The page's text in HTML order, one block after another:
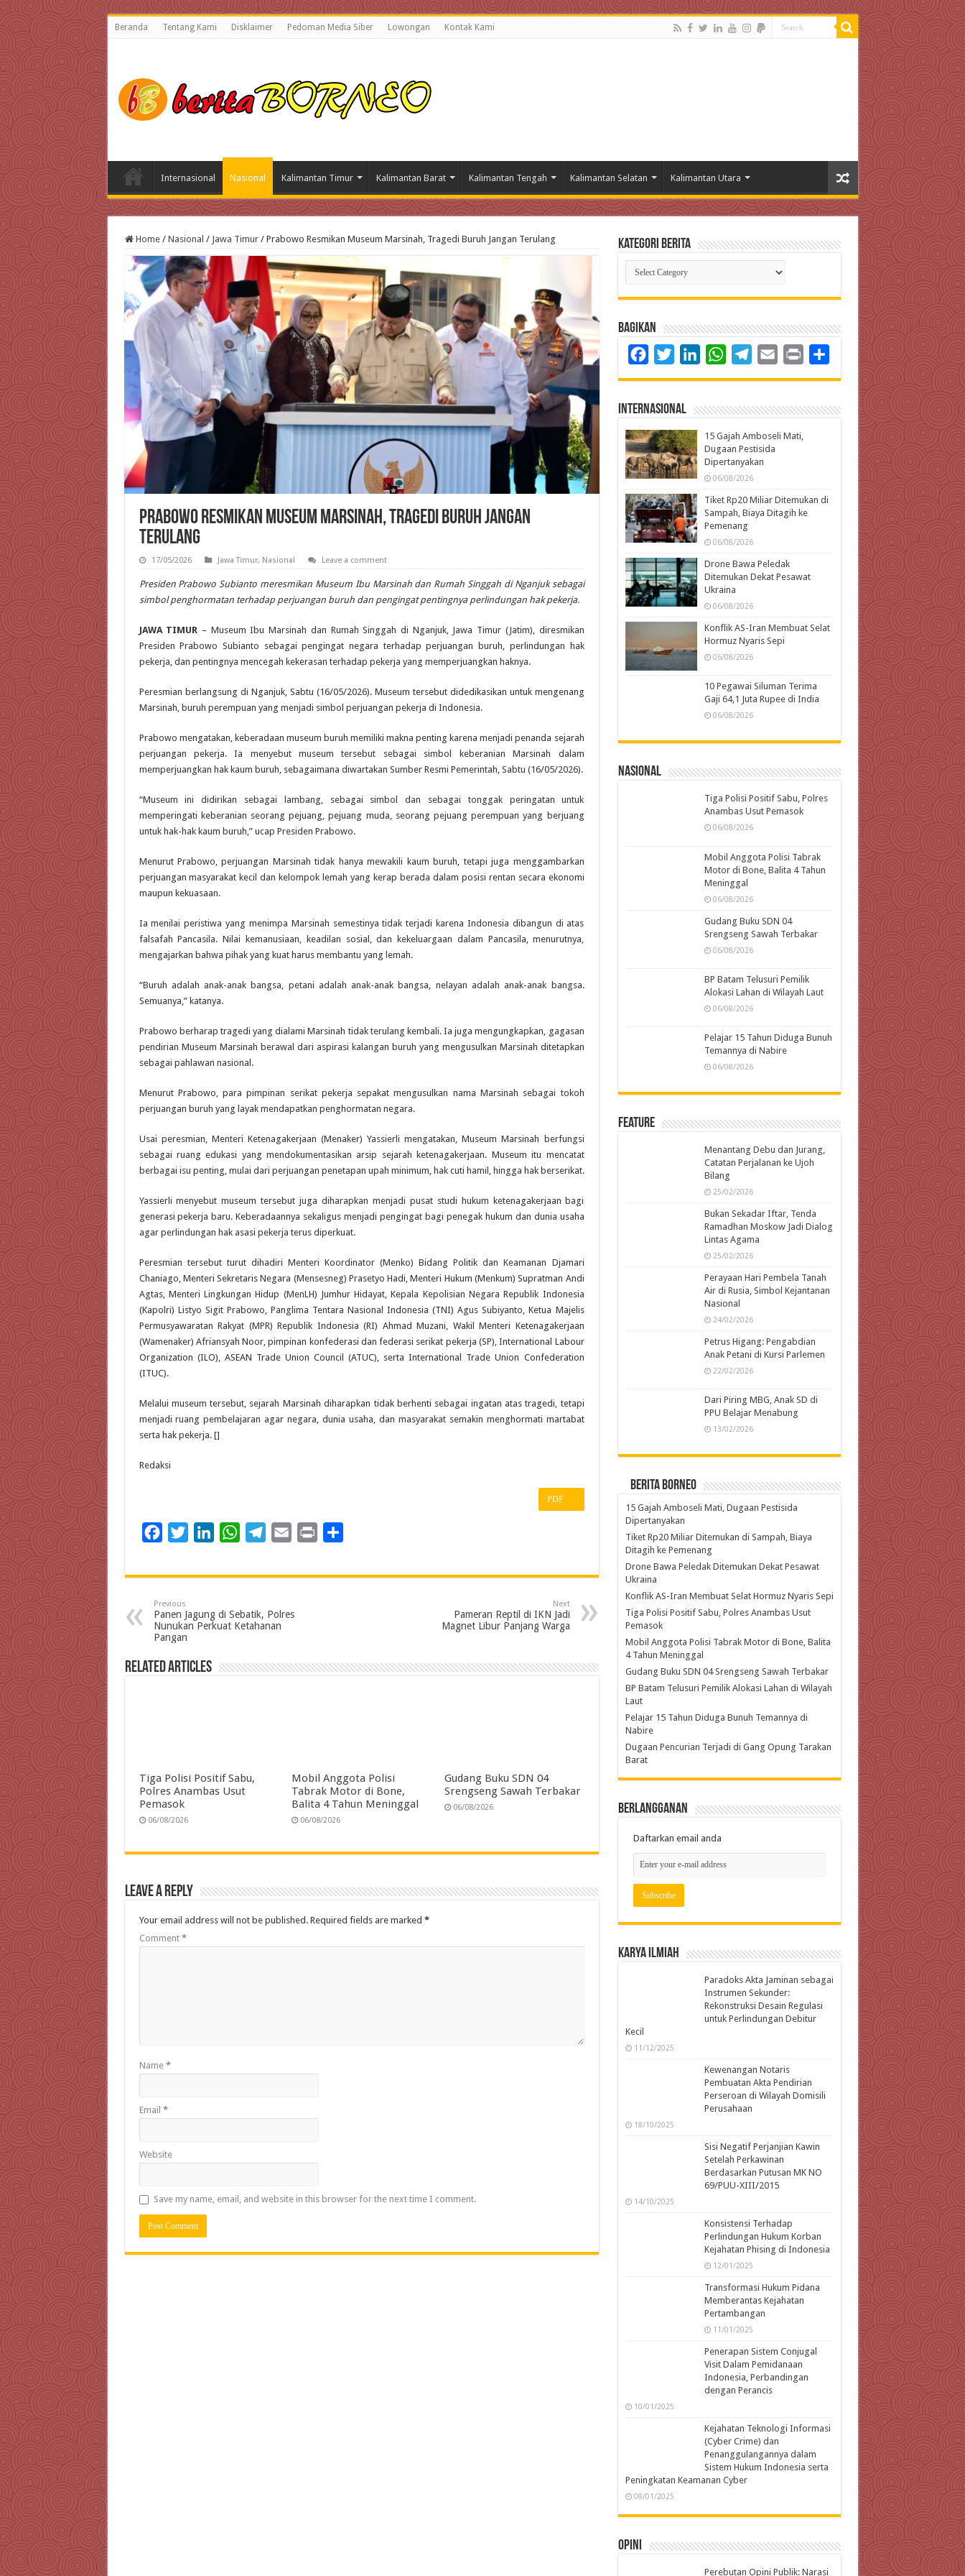
Beranda Tentang Kami Disklaimer Pedoman Media Siber Lowongan Kontak Kami
Internasional Nasional Kalimantan Timur Kalimantan Barat Kalimantan Tengah Kalimantan Selatan Kalimantan Utara
Home / Nasional / Jawa Timur / Prabowo Resmikan Museum Marsinah, Tragedi Buruh Jangan Terulang
Prabowo Resmikan Museum Marsinah, Tragedi Buruh Jangan
Terulang
17/05/2026 Jawa Timur, Nasional Leave a comment
Presiden Prabowo Subianto meresmikan Museum Ibu Marsinah dan Rumah Singgah di Nganjuk sebagai
simbol penghormatan terhadap perjuangan buruh dan pengingat pentingnya perlindungan hak pekerja.
JAWA TIMUR – Museum Ibu Marsinah dan Rumah Singgah di Nganjuk, Jawa Timur (Jatim), diresmikan
Presiden Prabowo Subianto sebagai pengingat negara terhadap perjuangan buruh, perlindungan hak
pekerja, dan pentingnya mencegah kekerasan terhadap pekerja yang memperjuangkan haknya.
Peresmian berlangsung di Nganjuk, Sabtu (16/05/2026). Museum tersebut didedikasikan untuk mengenang
Marsinah, buruh perempuan yang menjadi simbol perjuangan pekerja di Indonesia.
Prabowo mengatakan, keberadaan museum buruh memiliki makna penting karena menjadi penanda sejarah
perjuangan pekerja. Ia menyebut museum tersebut sebagai simbol keberanian Marsinah dalam
memperjuangkan hak kaum buruh, sebagaimana diwartakan Sumber Resmi Pemerintah, Sabtu (16/05/2026).
“Museum ini didirikan sebagai lambang, sebagai simbol dan sebagai tonggak peringatan untuk
memperingati keberanian seorang pejuang, pejuang muda, seorang pejuang perempuan yang berjuang
untuk hak-hak kaum buruh,” ucap Presiden Prabowo.
Menurut Prabowo, perjuangan Marsinah tidak hanya mewakili kaum buruh, tetapi juga menggambarkan
perjuangan masyarakat kecil dan kelompok lemah yang kerap berada dalam posisi rentan secara ekonomi
maupun kekuasaan.
Ia menilai peristiwa yang menimpa Marsinah semestinya tidak terjadi karena Indonesia dibangun di atas
falsafah Pancasila. Nilai kemanusiaan, keadilan sosial, dan kekeluargaan dalam Pancasila, menurutnya,
mengajarkan bahwa pihak yang kuat harus membantu yang lemah.
“Buruh adalah anak-anak bangsa, petani adalah anak-anak bangsa, nelayan adalah anak-anak bangsa.
Semuanya,” katanya.
Prabowo berharap tragedi yang dialami Marsinah tidak terulang kembali. Ia juga mengungkapkan, gagasan
pendirian Museum Marsinah berawal dari aspirasi kalangan buruh yang mengusulkan Marsinah ditetapkan
sebagai pahlawan nasional.
Menurut Prabowo, para pimpinan serikat pekerja sepakat mengusulkan nama Marsinah sebagai tokoh
perjuangan buruh yang layak mendapatkan penghormatan negara.
Usai peresmian, Menteri Ketenagakerjaan (Menaker) Yassierli mengatakan, Museum Marsinah berfungsi
sebagai ruang edukasi yang mendokumentasikan arsip sejarah ketenagakerjaan. Museum itu mencatat
berbagai isu penting, mulai dari perjuangan penetapan upah minimum, hak cuti hamil, hingga hak berserikat.
Yassierli menyebut museum tersebut juga diharapkan menjadi pusat studi hukum ketenagakerjaan bagi
generasi pekerja baru. Keberadaannya sekaligus menjadi pengingat bagi penegak hukum dan dunia usaha
agar perlindungan hak asasi pekerja terus diperkuat.
Peresmian tersebut turut dihadiri Menteri Koordinator (Menko) Bidang Politik dan Keamanan Djamari
Chaniago, Menteri Sekretaris Negara (Mensesneg) Prasetyo Hadi, Menteri Hukum (Menkum) Supratman Andi
Agtas, Menteri Lingkungan Hidup (MenLH) Jumhur Hidayat, Kepala Kepolisian Negara Republik Indonesia
(Kapolri) Listyo Sigit Prabowo, Panglima Tentara Nasional Indonesia (TNI) Agus Subiyanto, Ketua Majelis
Permusyawaratan Rakyat (MPR) Republik Indonesia (RI) Ahmad Muzani, Wakil Menteri Ketenagakerjaan
(Wamenaker) Afriansyah Noor, pimpinan konfederasi dan federasi serikat pekerja (SP), International Labour
Organization (ILO), ASEAN Trade Union Council (ATUC), serta International Trade Union Confederation
(ITUC).
Melalui museum tersebut, sejarah Marsinah diharapkan tidak berhenti sebagai ingatan atas tragedi, tetapi
menjadi ruang pembelajaran agar negara, dunia usaha, dan masyarakat semakin menghormati martabat
serta hak pekerja. []
Redaksi
PDF
c
b
o
k
i
t
e
n
e
d
n
W
a
s
A
p
l
g
r
m
a
l
i
a
Previous
Panen Jagung di Sebatik, Polres
Nunukan Perkuat Ketahanan
Pangan
Next
Pameran Reptil di IKN Jadi
Magnet Libur Panjang Warga
Related Articles
Tiga Polisi Positif Sabu,
Polres Anambas Usut
Pemasok
06/08/2026
Mobil Anggota Polisi
Tabrak Motor di Bone,
Balita 4 Tahun Meninggal
06/08/2026
Gudang Buku SDN 04
Srengseng Sawah Terbakar
06/08/2026
Leave a Reply
Your email address will not be published. Required fields are marked *
Comment *
Name *
Email *
Website
Save my name, email, and website in this browser for the next time I comment.
Kategori Berita
Kategori
Berita
Bagikan
FacebookTwitterLinkedInWhatsAppTelegram
Email Print
Internasional
15 Gajah Amboseli Mati,
Dugaan Pestisida
Dipertanyakan
06/08/2026
Tiket Rp20 Miliar Ditemukan di
Sampah, Biaya Ditagih ke
Pemenang
06/08/2026
Drone Bawa Peledak
Ditemukan Dekat Pesawat
Ukraina
06/08/2026
Konflik AS-Iran Membuat Selat
Hormuz Nyaris Sepi
06/08/2026
10 Pegawai Siluman Terima
Gaji 64,1 Juta Rupee di India
06/08/2026
Nasional
Tiga Polisi Positif Sabu, Polres
Anambas Usut Pemasok
06/08/2026
Mobil Anggota Polisi Tabrak
Motor di Bone, Balita 4 Tahun
Meninggal
06/08/2026
Gudang Buku SDN 04
Srengseng Sawah Terbakar
06/08/2026
BP Batam Telusuri Pemilik
Alokasi Lahan di Wilayah Laut
06/08/2026
Pelajar 15 Tahun Diduga Bunuh
Temannya di Nabire
06/08/2026
Feature
Menantang Debu dan Jurang,
Catatan Perjalanan ke Ujoh
Bilang
25/02/2026
Bukan Sekadar Iftar, Tenda
Ramadhan Moskow Jadi Dialog
Lintas Agama
25/02/2026
Perayaan Hari Pembela Tanah
Air di Rusia, Simbol Kejantanan
Nasional
24/02/2026
Petrus Higang: Pengabdian
Anak Petani di Kursi Parlemen
22/02/2026
Dari Piring MBG, Anak SD di
PPU Belajar Menabung
13/02/2026
Berita Borneo
15 Gajah Amboseli Mati, Dugaan Pestisida
Dipertanyakan
Tiket Rp20 Miliar Ditemukan di Sampah, Biaya
Ditagih ke Pemenang
Drone Bawa Peledak Ditemukan Dekat Pesawat
Ukraina
Konflik AS-Iran Membuat Selat Hormuz Nyaris Sepi
Tiga Polisi Positif Sabu, Polres Anambas Usut
Pemasok
Mobil Anggota Polisi Tabrak Motor di Bone, Balita
4 Tahun Meninggal
Gudang Buku SDN 04 Srengseng Sawah Terbakar
BP Batam Telusuri Pemilik Alokasi Lahan di Wilayah
Laut
Pelajar 15 Tahun Diduga Bunuh Temannya di
Nabire
Dugaan Pencurian Terjadi di Gang Opung Tarakan
Barat
Berlangganan
Daftarkan email anda
Karya Ilmiah
Paradoks Akta Jaminan sebagai
Instrumen Sekunder:
Rekonstruksi Desain Regulasi
untuk Perlindungan Debitur
Kecil
11/12/2025
Kewenangan Notaris
Pembuatan Akta Pendirian
Perseroan di Wilayah Domisili
Perusahaan
18/10/2025
Sisi Negatif Perjanjian Kawin
Setelah Perkawinan
Berdasarkan Putusan MK NO
69/PUU-XIII/2015
14/10/2025
Konsistensi Terhadap
Perlindungan Hukum Korban
Kejahatan Phising di Indonesia
12/01/2025
Transformasi Hukum Pidana
Memberantas Kejahatan
Pertambangan
11/01/2025
Penerapan Sistem Conjugal
Visit Dalam Pemidanaan
Indonesia, Perbandingan
dengan Perancis
10/01/2025
Kejahatan Teknologi Informasi
(Cyber Crime) dan
Penanggulangannya dalam
Sistem Hukum Indonesia serta
Peningkatan Keamanan Cyber
08/01/2025
Opini
Perebutan Opini Publik: Narasi